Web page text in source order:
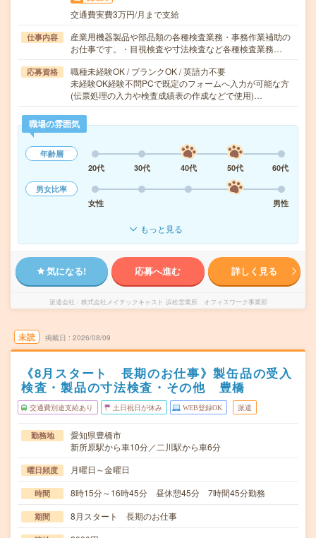
交通費実費3万円/月まで支給
仕事内容
産業用機器製品や部品類の各種検査業務・事務作業補助の
お仕事です。・目視検査や寸法検査など各種検査業務…
応募資格
職種未経験OK / ブランクOK / 英語力不要
未経験OK経験不問PCで既定のフォームへ入力が可能な方
(伝票処理の入力や検査成績表の作成などで使用)…
職場の雰囲気
年齢層
20代
30代 40代 50代
60代
男女比率
女性
男性
もっと見る
気になる! 応募へ進む 詳しく見る
派遣会社 株式会社メイテックキャスト 浜松営業所 オフィスワーク事業部
未読 掲載日 2026/08/09
《8月スタート 長期のお仕事》製缶品の受入
検査・製品の寸法検査・その他 豊橋
交通費別途支給あり 土日祝日が休み WEB登録OK 派遣
勤務地
愛知県豊橋市
新所原駅から車10分／二川駅から車6分
曜日頻度 月曜日～金曜日
時間 8時15分～16時45分 昼休憩45分 7時間45分勤務
期間 8月スタート 長期のお仕事